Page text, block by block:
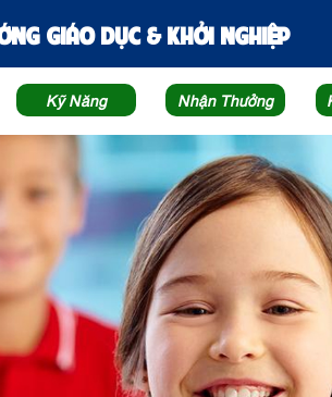
GIÁO DỤC & KHỞI NGHIỆP
Kỹ Năng Nhận Thưởng